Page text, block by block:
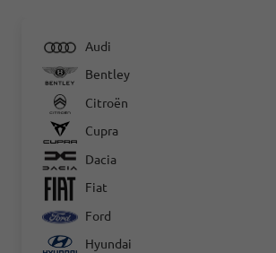
Audi
Bentley
Citroën
Cupra
Dacia
Fiat
Ford
Hyundai